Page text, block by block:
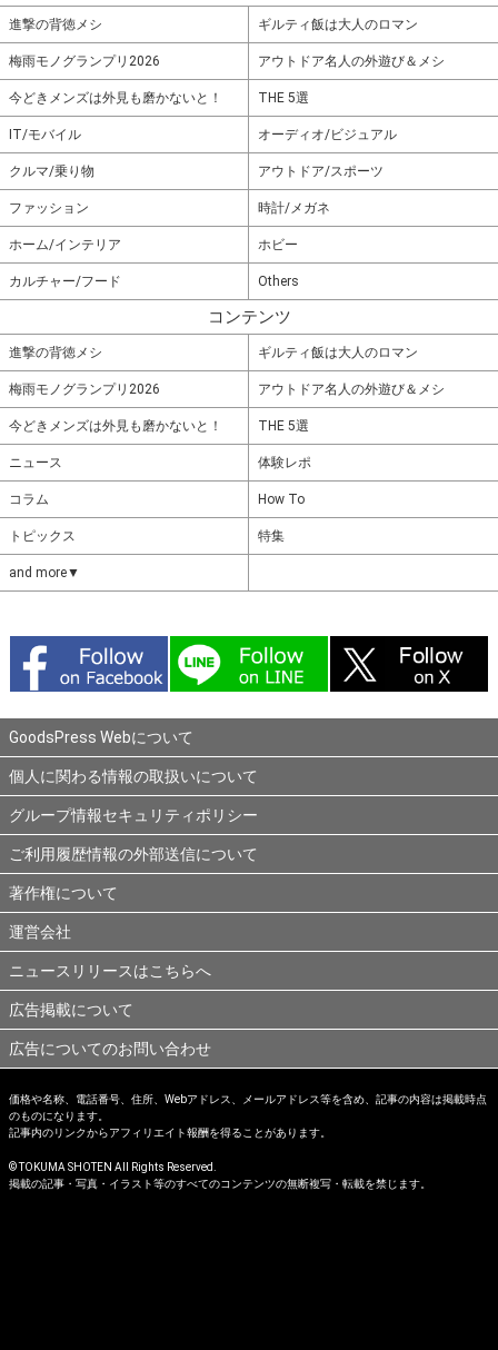
進撃の背徳メシ ギルティ飯は大人のロマン
梅雨モノグランプリ2026 アウトドア名人の外遊び＆メシ
今どきメンズは外見も磨かないと！ THE 5選
IT/モバイル オーディオ/ビジュアル
クルマ/乗り物 アウトドア/スポーツ
ファッション 時計/メガネ
ホーム/インテリア ホビー
カルチャー/フード Others
コンテンツ
進撃の背徳メシ ギルティ飯は大人のロマン
梅雨モノグランプリ2026 アウトドア名人の外遊び＆メシ
今どきメンズは外見も磨かないと！ THE 5選
ニュース 体験レポ
コラム How To
トピックス 特集
and more▼
GoodsPress Webについて
個人に関わる情報の取扱いについて
グループ情報セキュリティポリシー
ご利用履歴情報の外部送信について
著作権について
運営会社
ニュースリリースはこちらへ
広告掲載について
広告についてのお問い合わせ
価格や名称、電話番号、住所、Webアドレス、メールアドレス等を含め、記事の内容は掲載時点
のものになります。
記事内のリンクからアフィリエイト報酬を得ることがあります。
© TOKUMA SHOTEN All Rights Reserved.
掲載の記事・写真・イラスト等のすべてのコンテンツの無断複写・転載を禁じます。